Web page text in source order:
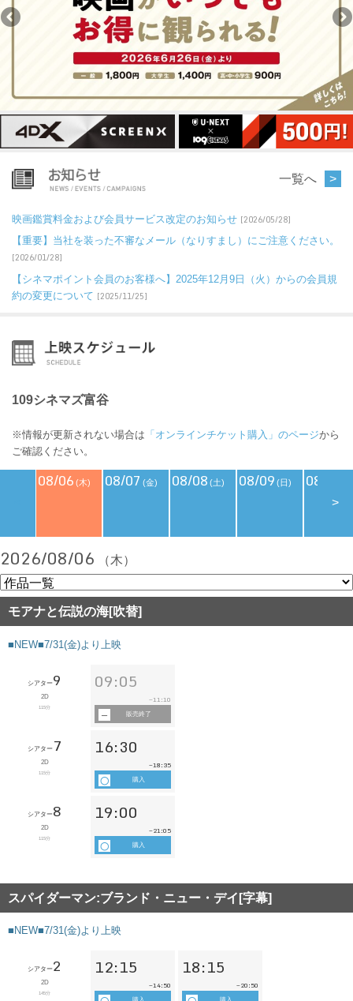
一覧へ
映画鑑賞料金および会員サービス改定のお知らせ [2026/05/28]
【重要】当社を装った不審なメール（なりすまし）にご注意ください。
[2026/01/28]
【シネマポイント会員のお客様へ】2025年12月9日（火）からの会員規
約の変更について [2025/11/25]
109シネマズ富谷
※情報が更新されない場合は 「オンラインチケット購入」のページから
ご確認ください。
08/06 (木) 08/07 (金) 08/08 (土) 08/09 (日) 08/10
>